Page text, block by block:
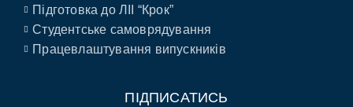
Підготовка до ЛІІ “Крок”
Студентське самоврядування
Працевлаштування випускників
ПІДПИСАТИСЬ